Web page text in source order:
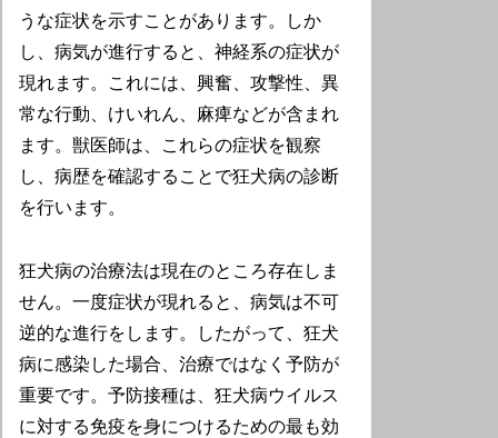
うな症状を示すことがあります。しか
し、病気が進行すると、神経系の症状が
現れます。これには、興奮、攻撃性、異
常な行動、けいれん、麻痺などが含まれ
ます。獣医師は、これらの症状を観察
し、病歴を確認することで狂犬病の診断
を行います。
狂犬病の治療法は現在のところ存在しま
せん。一度症状が現れると、病気は不可
逆的な進行をします。したがって、狂犬
病に感染した場合、治療ではなく予防が
重要です。予防接種は、狂犬病ウイルス
に対する免疫を身につけるための最も効